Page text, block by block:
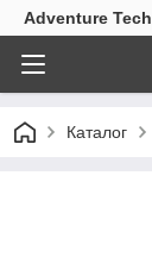
Adventure Tech
Каталог